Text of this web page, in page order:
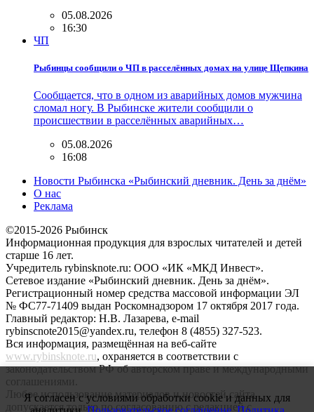
05.08.2026
16:30
ЧП
Рыбинцы сообщили о ЧП в расселённых домах на улице Щепкина
Сообщается, что в одном из аварийных домов мужчина
сломал ногу. В Рыбинске жители сообщили о
происшествии в расселённых аварийных…
05.08.2026
16:08
Новости Рыбинска «Рыбинский дневник. День за днём»
О нас
Реклама
©2015-2026 Рыбинск
Информационная продукция для взрослых читателей и детей
старше 16 лет.
Учредитель rybinsknote.ru: ООО «ИК «МКД Инвест».
Сетевое издание «Рыбинский дневник. День за днём».
Регистрационный номер средства массовой информации ЭЛ
№ ФС77-71409 выдан Роскомнадзором 17 октября 2017 года.
Главный редактор: Н.В. Лазарева, e-mail
rybinscnote2015@yandex.ru, телефон 8 (4855) 327-523.
Вся информация, размещённая на веб-сайте
www.rybinsknote.ru, охраняется в соответствии с
законодательством РФ об авторском праве и международными
соглашениями.
Любое использование материалов и новостей сайта
допускается только по согласованию с редакцией с
Я согласен с условиями обработки cookie и данных для